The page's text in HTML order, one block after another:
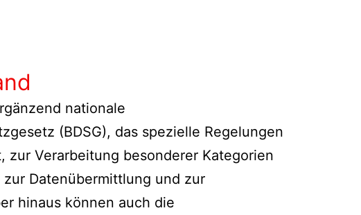
nationale
(BDSG), das spezielle Regelungen
Verarbeitung besonderer Kategorien
Datenübermittlung und zur
hinaus können auch die